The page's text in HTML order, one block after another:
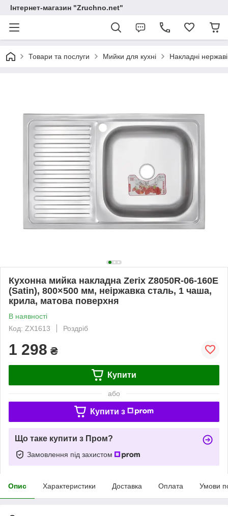
Інтернет-магазин "Zruchno.net"
Товари та послуги Мийки для кухні Накладні
Кухонна мийка накладна Zerix Z8050R-06-160E
(Satin), 800×500 мм, неіржавка сталь, 1 чаша,
крила, матова поверхня
В наявності
Код: ZX1613
Роздріб
1 298 ₴
Купити
або
Купити з
Що таке купити з Пром?
Замовлення під захистом
Опис Характеристики Доставка Оплата Умови